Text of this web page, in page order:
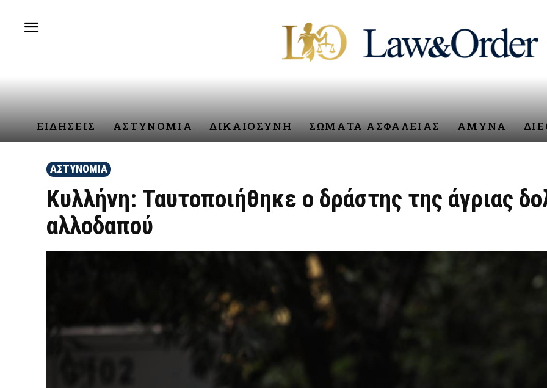
ΕΙΔΗΣΕΙΣ ΑΣΤΥΝΟΜΙΑ ΔΙΚΑΙΟΣΥΝΗ ΣΩΜΑΤΑ ΑΣΦΑΛΕΙΑΣ ΑΜΥΝΑ
ΑΣΤΥΝΟΜΙΑ
Κυλλήνη: Ταυτοποιήθηκε ο δράστης της άγριας
αλλοδαπού